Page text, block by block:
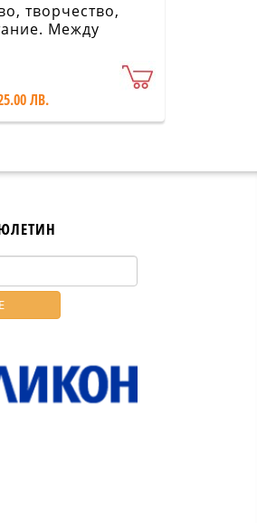
творчество,
Между
и перото
ЛВ.